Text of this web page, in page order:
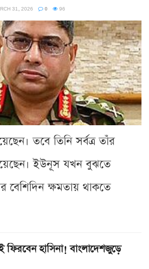
31, 2026 0 96
তবে তিনি সর্বত্র তাঁর
ইউনূস যখন বুঝতে
বেশিদিন ক্ষমতায় থাকতে
ফিরবেন হাসিনা! বাংলাদেশজুড়ে